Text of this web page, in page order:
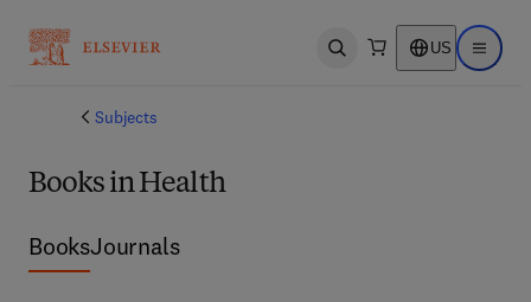
Open search US Open
Subjects
Books in Health
BooksJournals